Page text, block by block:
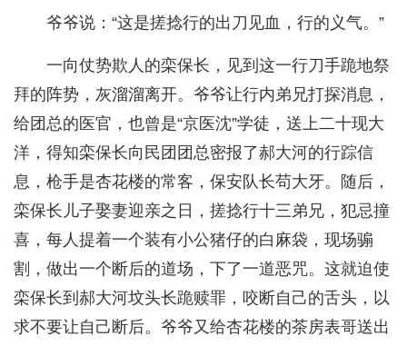
爷爷说：“这是搓捻行的出刀见血，行的义气。”
一向仗势欺人的栾保长，见到这一行刀手跪地祭
拜的阵势，灰溜溜离开。爷爷让行内弟兄打探消息，
给团总的医官，也曾是“京医沈”学徒，送上二十现大
洋，得知栾保长向民团团总密报了郝大河的行踪信
息，枪手是杏花楼的常客，保安队长苟大牙。随后，
栾保长儿子娶妻迎亲之日，搓捻行十三弟兄，犯忌撞
喜，每人提着一个装有小公猪仔的白麻袋，现场骟
割，做出一个断后的道场，下了一道恶咒。这就迫使
栾保长到郝大河坟头长跪赎罪，咬断自己的舌头，以
求不要让自己断后。爷爷又给杏花楼的茶房表哥送出